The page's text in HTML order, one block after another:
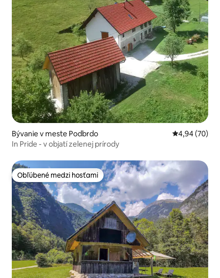
Bývanie v meste Podbrdo Priemerné
4,94 (70)
In Pride - v objatí zelenej prírody
Obľúbené medzi hosťami
Obľúbené medzi hosťami